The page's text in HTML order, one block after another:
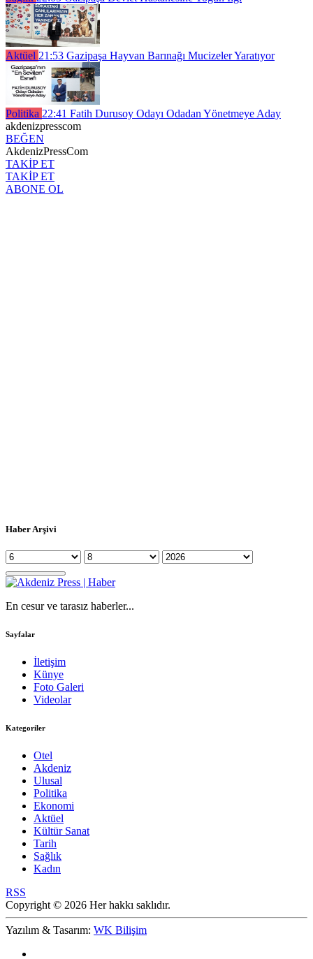
Aktüel 21:53 Gazipaşa Hayvan Barınağı Mucizeler Yaratıyor
Politika 22:41 Fatih Durusoy Odayı Odadan Yönetmeye Aday
akdenizpresscom
BEĞEN
AkdenizPressCom
TAKİP ET
TAKİP ET
ABONE OL
Haber Arşivi
En cesur ve tarasız haberler...
Sayfalar
İletişim
Künye
Foto Galeri
Videolar
Kategoriler
Otel
Akdeniz
Ulusal
Politika
Ekonomi
Aktüel
Kültür Sanat
Tarih
Sağlık
Kadın
RSS
Copyright © 2026 Her hakkı saklıdır.
Yazılım & Tasarım: WK Bilişim